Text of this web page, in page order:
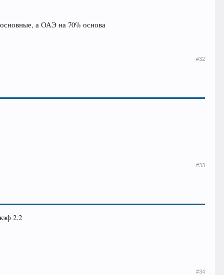
а ОАЭ на 70% основа
#32
#33
2.2
#34